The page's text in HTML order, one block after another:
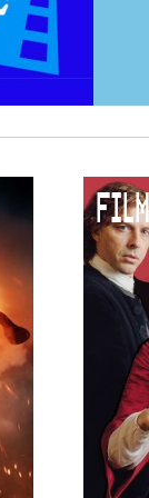
FILM